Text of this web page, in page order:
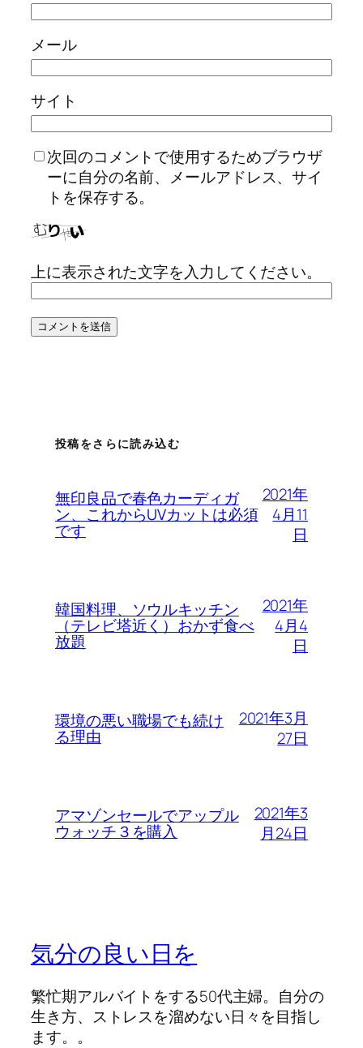
メール
サイト
次回のコメントで使用するためブラウザ
ーに自分の名前、メールアドレス、サイ
トを保存する。
上に表示された文字を入力してください。
投稿をさらに読み込む
無印良品で春色カーディガ
ン、これからUVカットは必須
です
2021年
4月11
日
韓国料理、ソウルキッチン
（テレビ塔近く）おかず食べ
放題
2021年
4月4
日
環境の悪い職場でも続け
る理由
2021年3月
27日
アマゾンセールでアップル
ウォッチ３を購入
2021年3
月24日
気分の良い日を
繁忙期アルバイトをする50代主婦。自分の
生き方、ストレスを溜めない日々を目指し
ます。。